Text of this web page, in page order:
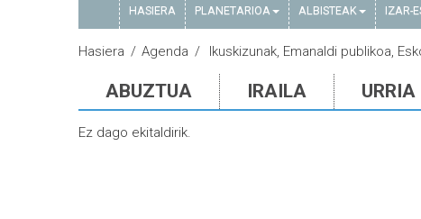
HASIERA PLANETARIOA ALBISTEAK IZAR-
Hasiera Agenda Ikuskizunak, Emanaldi publikoa,
ABUZTUA IRAILA URRIA
Ez dago ekitaldirik.